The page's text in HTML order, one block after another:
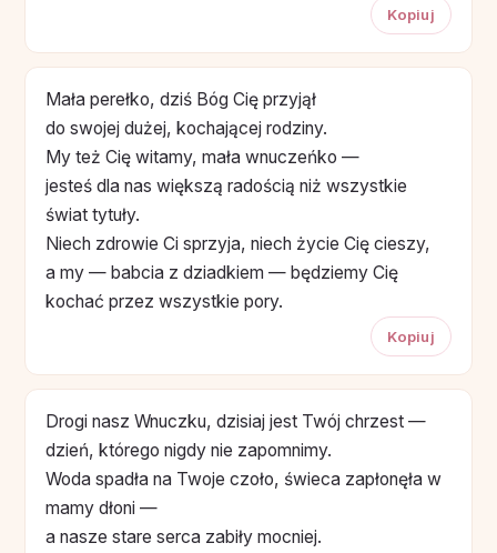
Kopiuj
Mała perełko, dziś Bóg Cię przyjął
do swojej dużej, kochającej rodziny.
My też Cię witamy, mała wnuczeńko —
jesteś dla nas większą radością niż wszystkie
świat tytuły.
Niech zdrowie Ci sprzyja, niech życie Cię cieszy,
a my — babcia z dziadkiem — będziemy Cię
kochać przez wszystkie pory.
Kopiuj
Drogi nasz Wnuczku, dzisiaj jest Twój chrzest —
dzień, którego nigdy nie zapomnimy.
Woda spadła na Twoje czoło, świeca zapłonęła w
mamy dłoni —
a nasze stare serca zabiły mocniej.